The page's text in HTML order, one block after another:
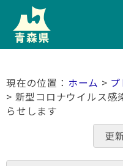
ホーム >
> 新型コロナウイルス感
らせします
更